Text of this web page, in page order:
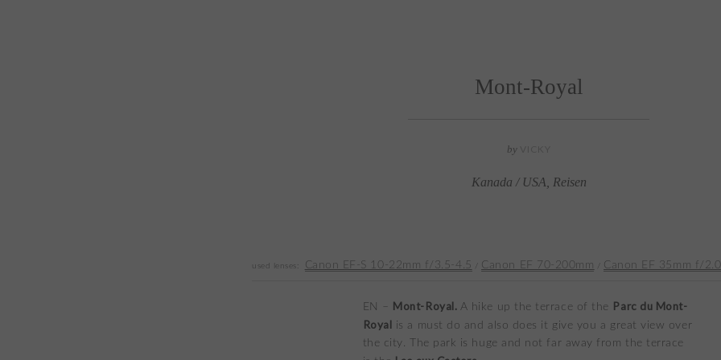
Mont-Royal
by
Kanada / USA Reisen
used lenses: Canon EF-S 10-22mm f/3.5-4.5 Canon EF 70-200mm Canon EF 35mm f/
EN – Mont-Royal. A hike up the terrace of the
Parc du Mont-
Royal
is a must do and also does it give you a great view over
the city. The park is huge and not far away from the terrace